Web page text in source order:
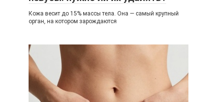
Кожа весит до 15% массы тела. Она — самый крупный
орган, на котором зарождаются